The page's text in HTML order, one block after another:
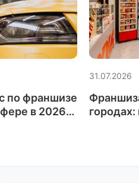
по франшизе
в 2026
31.07.2026